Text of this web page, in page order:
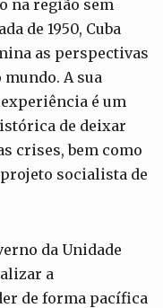
na região sem
de 1950, Cuba
as perspectivas
A sua
é um
de deixar
crises, bem como
socialista de
da Unidade
a
de forma pacífica